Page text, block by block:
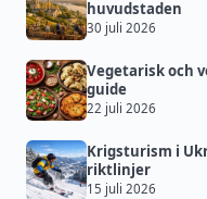
huvudstaden
30 juli 2026
Vegetarisk och
guide
22 juli 2026
Krigsturism i
riktlinjer
15 juli 2026